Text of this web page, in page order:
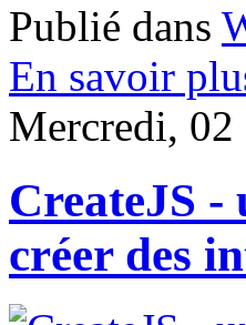
Publié dans
En savoir
Mercredi,
CreateJS -
créer des